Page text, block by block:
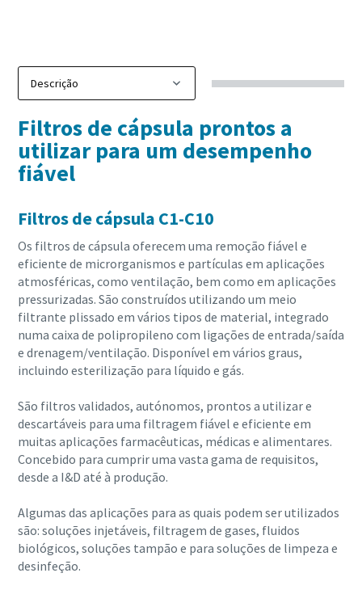
Filtros de cápsula prontos a
utilizar para um desempenho
fiável
Filtros de cápsula C1-C10
Os filtros de cápsula oferecem uma remoção fiável e
eficiente de microrganismos e partículas em aplicações
atmosféricas, como ventilação, bem como em aplicações
pressurizadas. São construídos utilizando um meio
filtrante plissado em vários tipos de material, integrado
numa caixa de polipropileno com ligações de entrada/saída
e drenagem/ventilação. Disponível em vários graus,
incluindo esterilização para líquido e gás.
São filtros validados, autónomos, prontos a utilizar e
descartáveis para uma filtragem fiável e eficiente em
muitas aplicações farmacêuticas, médicas e alimentares.
Concebido para cumprir uma vasta gama de requisitos,
desde a I&D até à produção.
Algumas das aplicações para as quais podem ser utilizados
são: soluções injetáveis, filtragem de gases, fluidos
biológicos, soluções tampão e para soluções de limpeza e
desinfeção.